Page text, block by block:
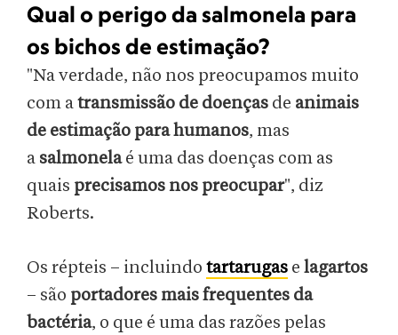
Qual o perigo da salmonela para
os bichos de estimação?
"Na verdade, não nos preocupamos muito
com atransmissão de doenças de animais
de estimação para humanos, mas
a salmonelaé uma das doenças com as
quais precisamos nos preocupar", diz
Roberts.
Os répteis – incluindo tartarugas e lagartos
– são portadores mais frequentes da
bactéria, o que é uma das razões pelas